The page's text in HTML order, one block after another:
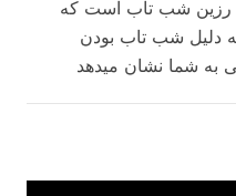
رزین شب تاب است که
دلیل شب تاب بودن
به شما نشان میدهد